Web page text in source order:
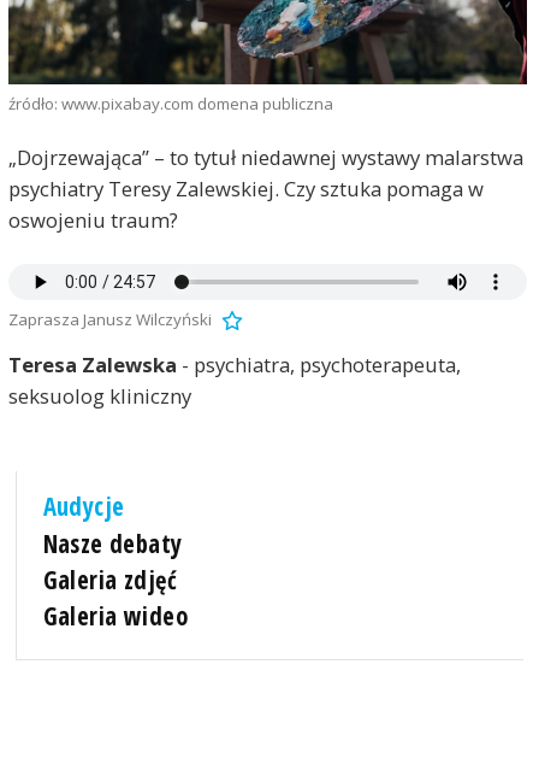
źródło: www.pixabay.com domena publiczna
„Dojrzewająca” – to tytuł niedawnej wystawy malarstwa
psychiatry Teresy Zalewskiej. Czy sztuka pomaga w
oswojeniu traum?
Zaprasza Janusz Wilczyński
Teresa Zalewska - psychiatra, psychoterapeuta,
seksuolog kliniczny
Audycje
Nasze debaty
Galeria zdjęć
Galeria wideo